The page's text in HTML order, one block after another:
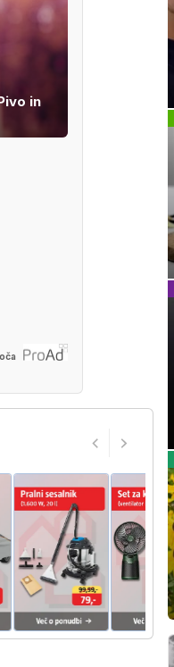
in